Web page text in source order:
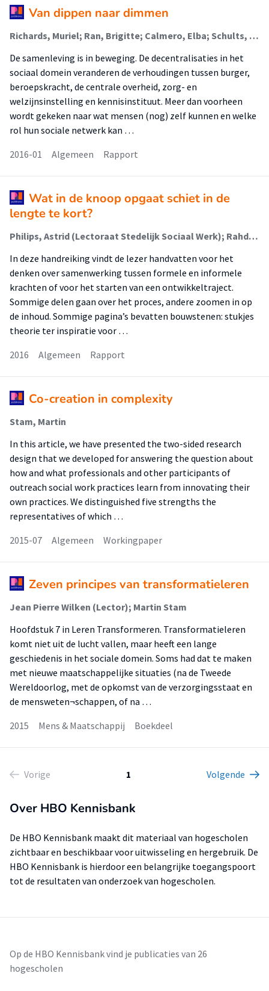
Van dippen naar dimmen
Richards, Muriel; Ran, Brigitte; Calmero, Elba; Schults, Tes; Stijkel, Anne; Thakoersingh, Vydia; Calmez, Hildo; Huinink, Wanda; Creebsburg, Mirjam; Malik, Saba; Klappe, Karine; Otto, Jurriaan; Hoogenhout, Wilma; van Blijenburgh, Annette; Wintels-Hofman, Heidi; Mannaert, José; Acheampong, Izaac; van Bodengraven, Karin; Tromp, Menekse; Tuinfort, Maureen; Haveman, Annyk; van Vliet, Joyce; Hoogstad, Nathalie; Kroon, Coby; White, Raoul; Räkers, Marc; Kemmeren, Charlotte; Kemmeren, Jeroen; Hanekroot, Karin; Stam, Martin; de Koningh, Wonah; Bouwes, Tineke
De samenleving is in beweging. De decentralisaties in het
sociaal domein veranderen de verhoudingen tussen burger,
beroepskracht, de centrale overheid, zorg- en
welzijnsinstelling en kennisinstituut. Meer dan voorheen
wordt gekeken naar wat mensen (nog) zelf kunnen en welke
rol hun sociale netwerk kan …
2016-01
Algemeen Rapport
Wat in de knoop opgaat schiet in de
lengte te kort?
Philips, Astrid (Lectoraat Stedelijk Sociaal Werk); Rahder, Clotilde; Kroon, Coby; den Ouden, Doppy; Corsten, Erna; van der Naaten, Esmeralda; Teutscher, Femke; van den Berg, Greet; Ouariji, Hanan; van Wissen, Herman; Rol, Johan; van Nus, José; Hanekroot, Karin; Vonk, Liddy; Knips, Madelien; van Onna, Marita; Stam, Martin; Aziz, Mawash; Willemsen, Olga; Hofman, Paul; Schimmelpennink, Richard; Griffioen, Rupino; Albarda, Seth; Bouwes, Tineke; Walravens, Vanessa; de Koningh, Wonah; Kemmeren, Charlotte
In deze handreiking vindt de lezer handvatten voor het
denken over samenwerking tussen formele en informele
krachten of voor het starten van een ontwikkeltraject.
Sommige delen gaan over het proces, andere zoomen in op
de inhoud. Sommige pagina’s bevatten bouwstenen: stukjes
theorie ter inspiratie voor …
2016
Algemeen Rapport
Co-creation in complexity
Stam, Martin
In this article, we have presented the two-sided research
design that we developed for answering the question about
how and what professionals and other participants of
outreach social work practices learn from innovating their
own practices. We distinguished five strengths the
representatives of which …
2015-07
Algemeen Workingpaper
Zeven principes van transformatieleren
Jean Pierre Wilken (Lector); Martin Stam
Hoofdstuk 7 in Leren Transformeren. Transformatieleren
komt niet uit de lucht vallen, maar heeft een lange
geschiedenis in het sociale domein. Soms had dat te maken
met nieuwe maatschappelijke situaties (na de Tweede
Wereldoorlog, met de opkomst van de verzorgingsstaat en
de mensweten¬schappen, of na …
2015
Mens & Maatschappij Boekdeel
Vorige 1 Volgende
Over HBO Kennisbank
De HBO Kennisbank maakt dit materiaal van hogescholen
zichtbaar en beschikbaar voor uitwisseling en hergebruik. De
HBO Kennisbank is hierdoor een belangrijke toegangspoort
tot de resultaten van onderzoek van hogescholen.
Op de HBO Kennisbank vind je publicaties van 26
hogescholen